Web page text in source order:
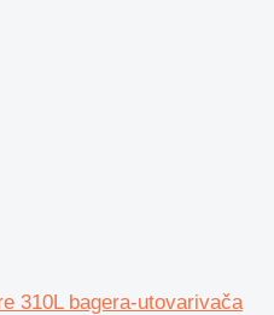
310L bagera-utovarivača